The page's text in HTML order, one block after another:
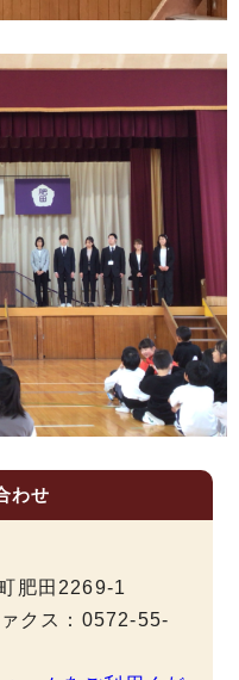
わせ
肥田2269-1
クス：0572-55-